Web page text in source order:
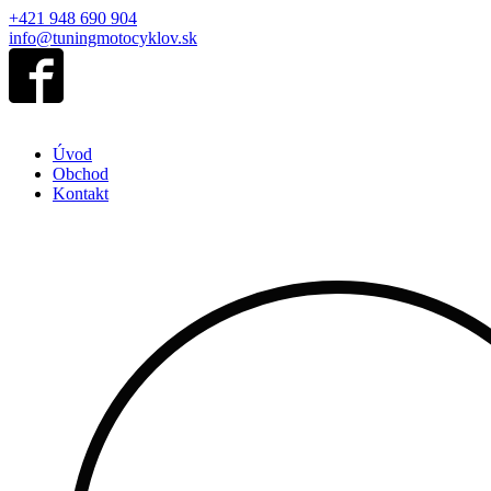
+421 948 690 904
info@tuningmotocyklov.sk
Úvod
Obchod
Kontakt